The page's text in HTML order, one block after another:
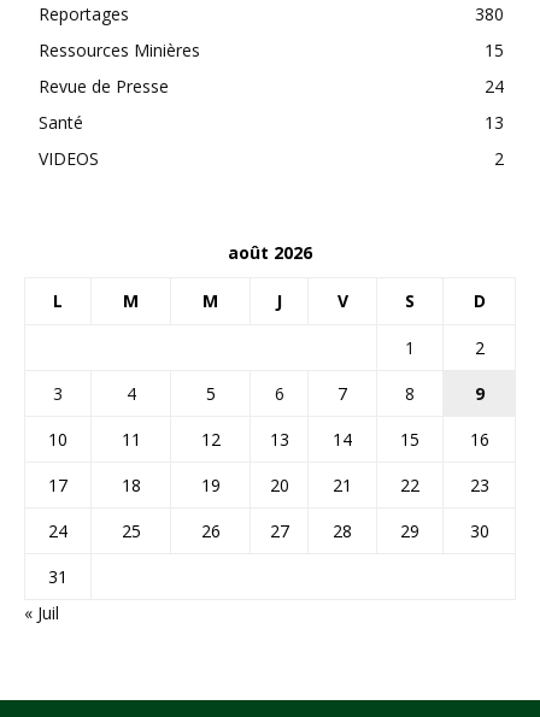
Reportages
380
Ressources Minières
15
Revue de Presse
24
Santé
13
VIDEOS
2
août 2026
L M M J V S D
1
2
3
4 5 6 7 8
9
10
11 12 13 14 15
16
17
18 19 20 21 22
23
24
25 26 27 28 29
30
31
« Juil